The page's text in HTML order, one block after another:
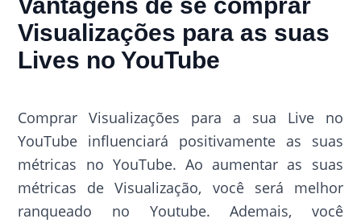
Visualizações para as suas
Lives no YouTube
Comprar Visualizações para a sua Live no
YouTube influenciará positivamente as suas
métricas no YouTube. Ao aumentar as suas
métricas de Visualização, você será melhor
ranqueado no Youtube. Ademais, você